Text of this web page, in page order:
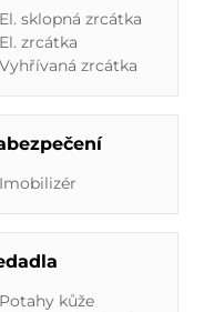
El. sklopná zrcátka
El. zrcátka
Vyhřívaná zrcátka
Imobilizér
Potahy kůže